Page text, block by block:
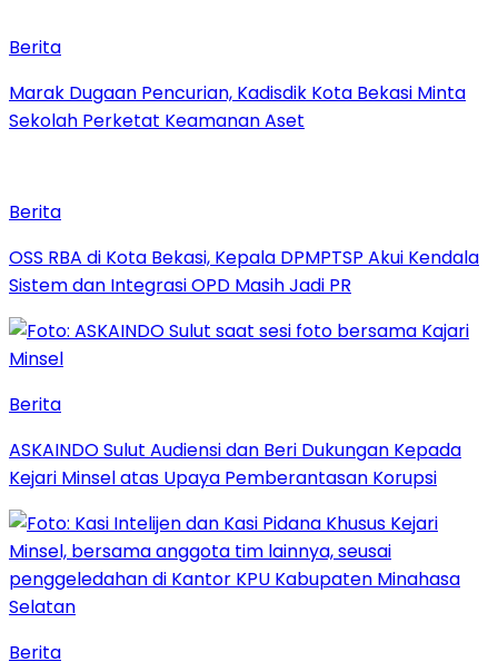
Berita
‎Marak Dugaan Pencurian, Kadisdik Kota Bekasi Minta
Sekolah Perketat Keamanan Aset
Berita
‎OSS RBA di Kota Bekasi, Kepala DPMPTSP Akui Kendala
Sistem dan Integrasi OPD Masih Jadi PR
Berita
ASKAINDO Sulut Audiensi dan Beri Dukungan Kepada
Kejari Minsel atas Upaya Pemberantasan Korupsi
Berita